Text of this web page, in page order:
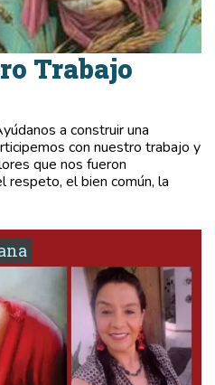
Trabajo
a construir una
con nuestro trabajo y
que nos fueron
respeto, el bien común, la